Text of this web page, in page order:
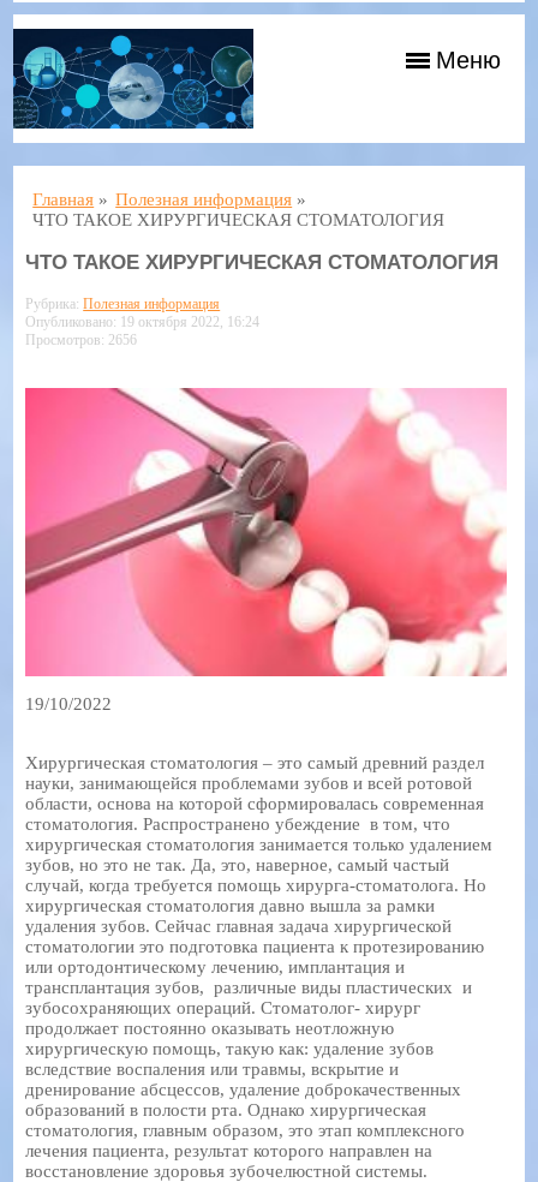
Меню
Главная » Полезная информация »
ЧТО ТАКОЕ ХИРУРГИЧЕСКАЯ СТОМАТОЛОГИЯ
ЧТО ТАКОЕ ХИРУРГИЧЕСКАЯ СТОМАТОЛОГИЯ
Рубрика:Полезная информация
Опубликовано: 19 октября 2022, 16:24
Просмотров: 2656
19/10/2022
Хирургическая стоматология – это самый древний раздел
науки, занимающейся проблемами зубов и всей ротовой
области, основа на которой сформировалась современная
стоматология. Распространено убеждение в том, что
хирургическая стоматология занимается только удалением
зубов, но это не так. Да, это, наверное, самый частый
случай, когда требуется помощь хирурга-стоматолога. Но
хирургическая стоматология давно вышла за рамки
удаления зубов. Сейчас главная задача хирургической
стоматологии это подготовка пациента к протезированию
или ортодонтическому лечению, имплантация и
трансплантация зубов, различные виды пластических и
зубосохраняющих операций. Стоматолог- хирург
продолжает постоянно оказывать неотложную
хирургическую помощь, такую как: удаление зубов
вследствие воспаления или травмы, вскрытие и
дренирование абсцессов, удаление доброкачественных
образований в полости рта. Однако хирургическая
стоматология, главным образом, это этап комплексного
лечения пациента, результат которого направлен на
восстановление здоровья зубочелюстной системы.